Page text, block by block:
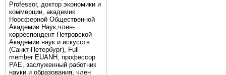
Professor, доктор экономики и
коммерции, академик
Ноосферной Общественной
Академии Наук,член-
корреспондент Петровской
Академии наук и искусств
(Санкт-Петербург), Full
member EUANH, профессор
РАЕ, заслуженный работник
науки и образования, член